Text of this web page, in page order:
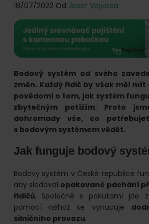
hlavních
pojišťoven
na
trhu.
nejlevnější
pojištění
online.
18/07/2022Od Josef Vejvoda
Bodový systém od svého
změn. Každý řidič by však měl
povědomí o tom, jak systém
zbytečným potížím. Proto
dohromady vše, co
s bodovým systémem vědět.
Jak funguje bodový
Bodový systém v České republice
aby sledoval opakované páchání
řidičů. Společně s pokutami jde
pomocí něhož se vynucuje
silničního provozu.